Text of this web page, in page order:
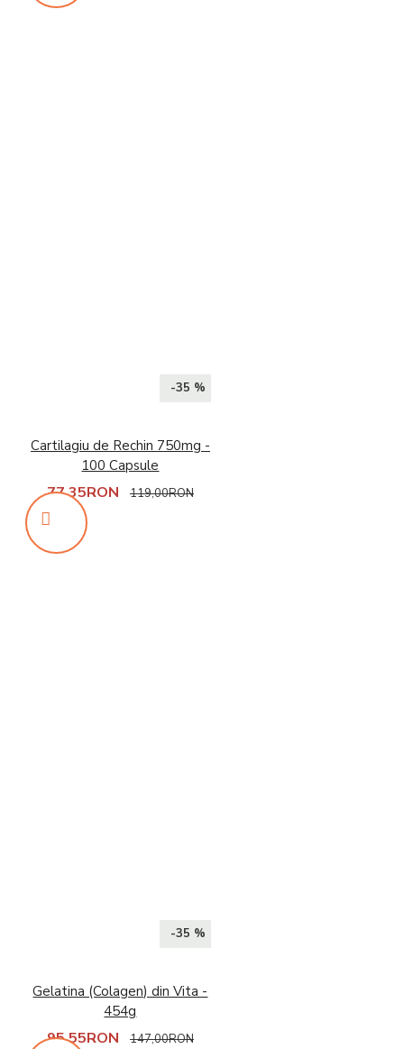
-35 %
Cartilagiu de Rechin 750mg -
100 Capsule
77,35RON 119,00RON
-35 %
Gelatina (Colagen) din Vita -
454g
95,55RON 147,00RON